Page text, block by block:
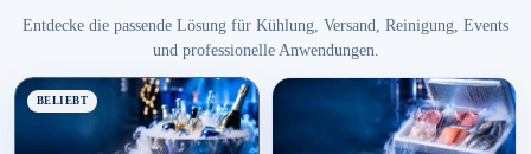
Entdecke die passende Lösung für Kühlung, Versand, Reinigung, Events
und professionelle Anwendungen.
BELIEBT